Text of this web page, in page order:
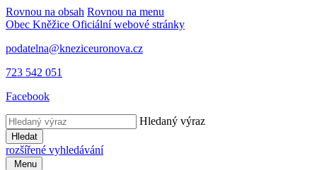
Rovnou na obsah Rovnou na menu
Obec Kněžice Oficiální webové stránky
podatelna@kneziceuronova.cz
723 542 051
Facebook
Hledaný výraz
Hledat
rozšířené vyhledávání
Menu